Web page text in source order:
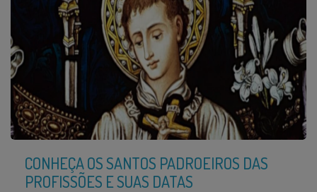
CONHEÇA OS SANTOS PADROEIROS DAS
PROFISSÕES E SUAS DATAS